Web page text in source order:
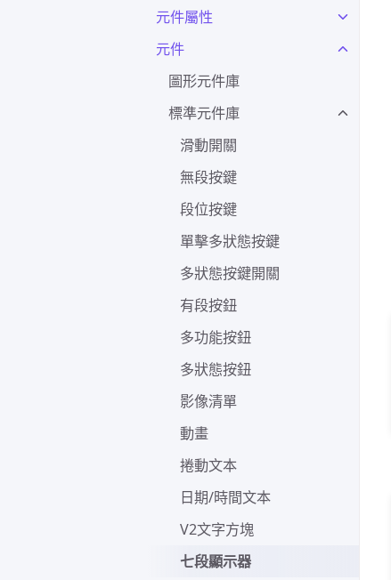
元件屬性
元件
圖形元件庫
標準元件庫
滑動開關
無段按鍵
段位按鍵
單擊多狀態按鍵
多狀態按鍵開關
有段按鈕
多功能按鈕
多狀態按鈕
影像清單
動畫
捲動文本
日期/時間文本
V2文字方塊
七段顯示器